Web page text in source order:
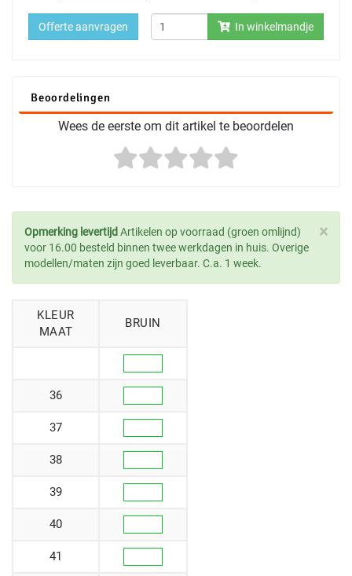
In winkelmandje
Offerte aanvragen
Beoordelingen
Wees de eerste om dit artikel te beoordelen
×
Opmerking levertijd Artikelen op voorraad (groen omlijnd)
voor 16.00 besteld binnen twee werkdagen in huis. Overige
modellen/maten zijn goed leverbaar. C.a. 1 week.
KLEUR
MAAT
BRUIN
36
37
38
39
40
41